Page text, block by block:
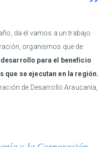
da el vamos a un trabajo
organismos que de
para el beneficio
se ejecutan en la región.
de Desarrollo Araucanía,